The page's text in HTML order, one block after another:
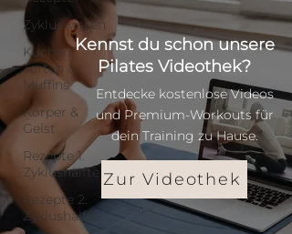
Zykluswissen
Kuchen,
Torten &
Muffins
Körper &
Geist
Rezepte 1.
Zyklushälfte
Rezepte 2.
Zyklushälfte
Kennst du schon unsere
Pilates Videothek?
Entdecke kostenlose Videos
und Premium-Workouts für
dein Training zu Hause.
Zur Videothek